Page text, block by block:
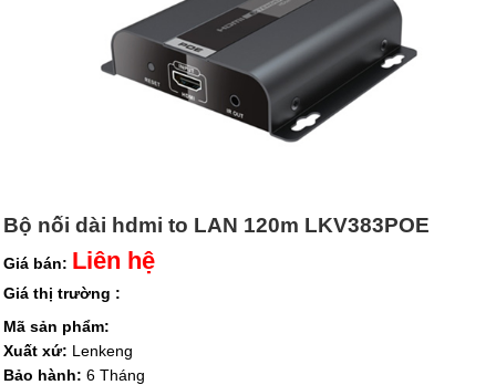
Bộ nối dài hdmi to LAN 120m LKV383POE
Giá bán: Liên hệ
Giá thị trường :
Mã sản phẩm:
Xuất xứ: Lenkeng
Bảo hành: 6 Tháng